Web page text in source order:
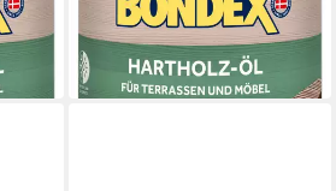
Öl Universal 750 ml meranti
12,54 €
(16,72 €/ 1 l)
in 2-3 Werktagen bei dir